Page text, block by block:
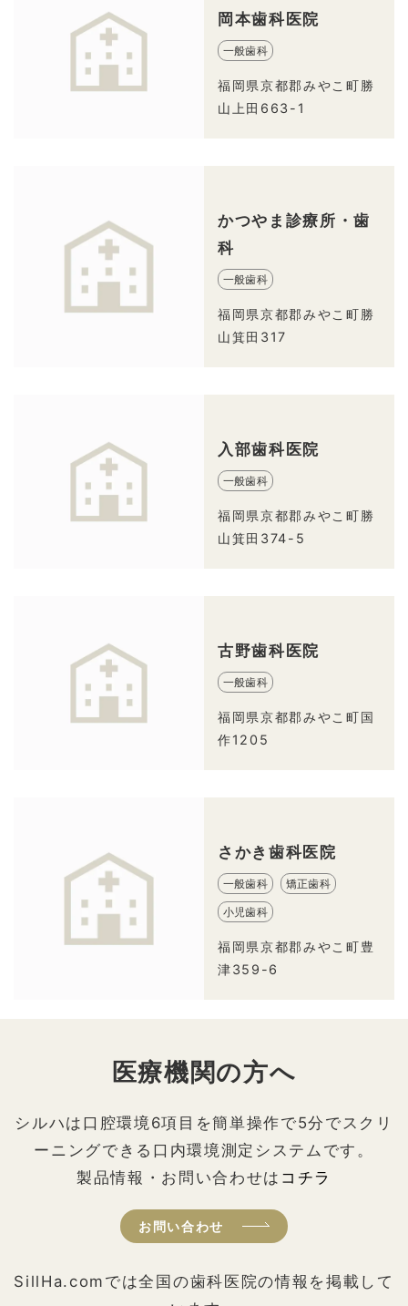
岡本歯科医院
一般歯科
福岡県京都郡みやこ町勝
山上田663-1
かつやま診療所・歯
科
一般歯科
福岡県京都郡みやこ町勝
山箕田317
入部歯科医院
一般歯科
福岡県京都郡みやこ町勝
山箕田374-5
古野歯科医院
一般歯科
福岡県京都郡みやこ町国
作1205
さかき歯科医院
一般歯科 矯正歯科
小児歯科
福岡県京都郡みやこ町豊
津359-6
医療機関の方へ
シルハは口腔環境6項目を簡単操作で5分でスクリ
ーニングできる口内環境測定システムです。
製品情報・お問い合わせは コチラ
お問い合わせ
SillHa.comでは全国の歯科医院の情報を掲載して